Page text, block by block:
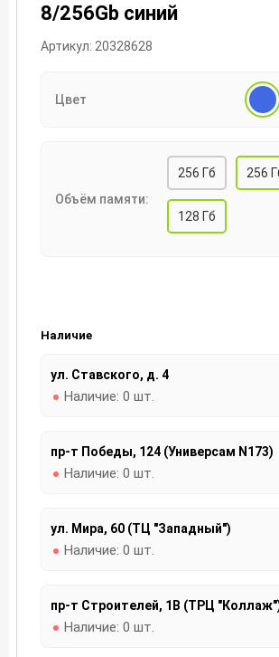
8/256Gb синий
Артикул: 20328628
Цвет
Объём памяти:
256 Гб 256
128 Гб
Наличие
ул. Ставского, д. 4
Наличие: 0 шт.
пр-т Победы, 124 (Универсам N173)
Наличие: 0 шт.
ул. Мира, 60 (ТЦ "Западный")
Наличие: 0 шт.
пр-т Строителей, 1В (ТРЦ
Наличие: 0 шт.